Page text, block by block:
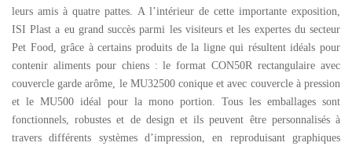
leurs amis à quatre pattes. A l’intérieur de cette importante exposition,
ISI Plast a eu grand succès parmi les visiteurs et les expertes du secteur
Pet Food, grâce à certains produits de la ligne qui résultent idéals pour
contenir aliments pour chiens : le format CON50R rectangulaire avec
couvercle garde arôme, le MU32500 conique et avec couvercle à pression
et le MU500 idéal pour la mono portion. Tous les emballages sont
fonctionnels, robustes et de design et ils peuvent être personnalisés à
travers différents systèmes d’impression, en reproduisant graphiques